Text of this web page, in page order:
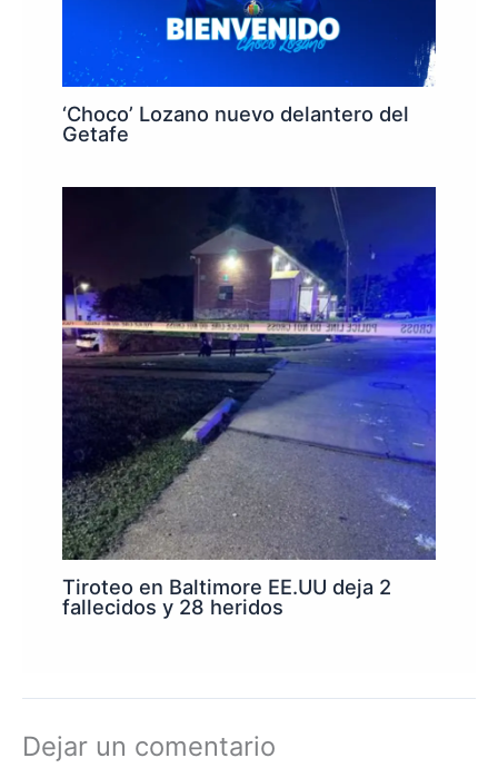
‘Choco’ Lozano nuevo delantero del
Getafe
Tiroteo en Baltimore EE.UU deja 2
fallecidos y 28 heridos
Dejar un comentario